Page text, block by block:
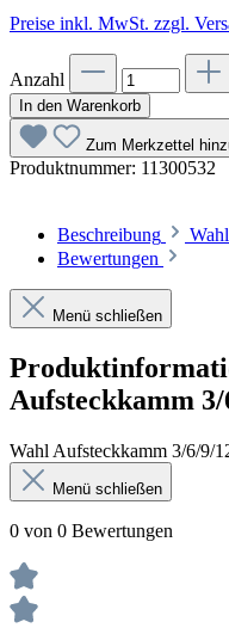
Preise inkl. MwSt. zzgl.
Anzahl
In den Warenkorb
Zum Merkzettel
Produktnummer: 11300532
Beschreibung
Bewertungen
Menü schließen
Aufsteckkamm
Wahl Aufsteckkamm 3/6/9/
Menü schließen
0 von 0 Bewertungen